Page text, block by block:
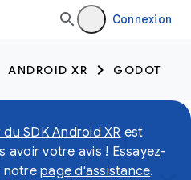
Connexion
ANDROID XR GODOT
SDK Android XR est
avoir votre avis ! Essayez-
notre page d'assistance.